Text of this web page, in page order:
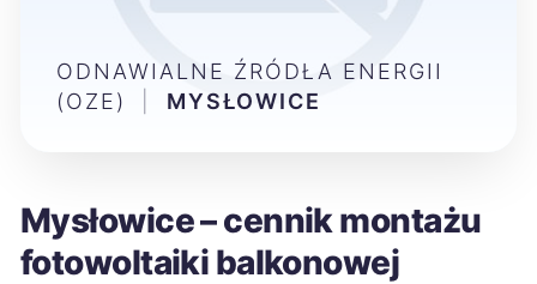
Mysłowice – cennik montażu
fotowoltaiki balkonowej
ODNAWIALNE ŹRÓDŁA ENERGII
(OZE)
MYSŁOWICE